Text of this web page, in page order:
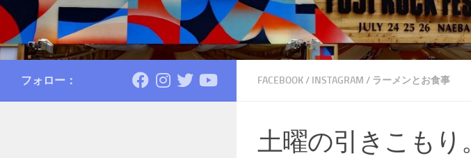
FACEBOOK/ INSTAGRAM / ラーメンとお食事
土曜の引きこもり
フォロー：